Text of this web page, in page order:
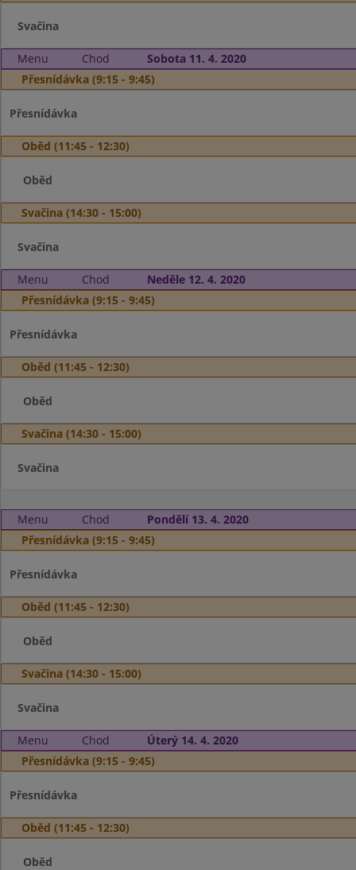
Svačina
Menu Chod
Sobota 11. 4. 2020
Přesnídávka (9:15 - 9:45)
Přesnídávka
Oběd (11:45 - 12:30)
Oběd
Svačina (14:30 - 15:00)
Svačina
Menu Chod
Neděle 12. 4. 2020
Přesnídávka (9:15 - 9:45)
Přesnídávka
Oběd (11:45 - 12:30)
Oběd
Svačina (14:30 - 15:00)
Svačina
Menu Chod
Pondělí 13. 4. 2020
Přesnídávka (9:15 - 9:45)
Přesnídávka
Oběd (11:45 - 12:30)
Oběd
Svačina (14:30 - 15:00)
Svačina
Menu Chod
Úterý 14. 4. 2020
Přesnídávka (9:15 - 9:45)
Přesnídávka
Oběd (11:45 - 12:30)
Oběd